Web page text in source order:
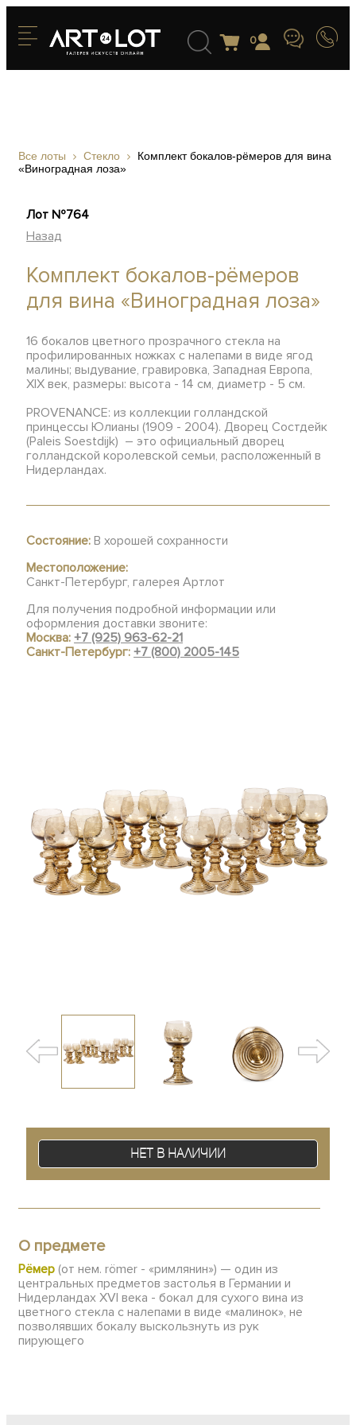
0
Все лоты Стекло
Комплект бокалов-рёмеров для вина
«Виноградная лоза»
Лот №764
Назад
Комплект бокалов-рёмеров
для вина «Виноградная лоза»
16 бокалов цветного прозрачного стекла на
профилированных ножках с налепами в виде ягод
малины; выдувание, гравировка, Западная Европа,
XIX век, размеры: высота - 14 см, диаметр - 5 см.
PROVENANCE: из коллекции голландской
принцессы Юлианы (1909 - 2004). Дворец Состдейк
(Paleis Soestdijk) – это официальный дворец
голландской королевской семьи, расположенный в
Нидерландах.
Состояние: В хорошей сохранности
Местоположение:
Санкт-Петербург, галерея Артлот
Для получения подробной информации или
оформления доставки звоните:
Москва:+7 (925) 963-62-21
Санкт-Петербург:+7 (800) 2005-145
Нет в наличии
О предмете
Рёмер (от нем. römer - «римлянин») — один из
центральных предметов застолья в Германии и
Нидерландах XVI века - бокал для сухого вина из
цветного стекла с налепами в виде «малинок», не
позволявших бокалу выскользнуть из рук
пирующего